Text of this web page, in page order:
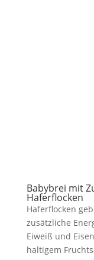
Babybrei mit
Haferflocken
Haferflocken
zusätzliche
Eiweiß und
haltigem